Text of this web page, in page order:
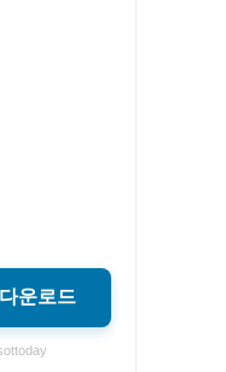
운로드